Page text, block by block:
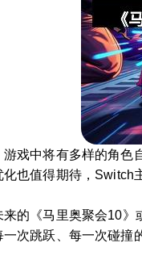
戏中将有多样的角
也值得期待，Switch
的《马里奥聚会10》
次跳跃、每一次碰撞